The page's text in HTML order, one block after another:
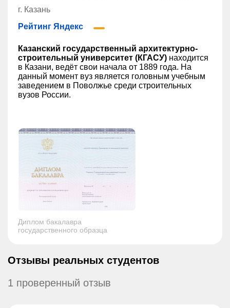
г. Казань
Рейтинг Яндекс
Казанский государственный архитектурно-
строительный университет (КГАСУ) находится
в Казани, ведёт свои начала от 1889 года. На
данный момент вуз является головным учебным
заведением в Поволжье среди строительных
вузов России.
Диплом бакалавра
государственного образца
Отзывы реальных студентов
1 проверенный отзыв